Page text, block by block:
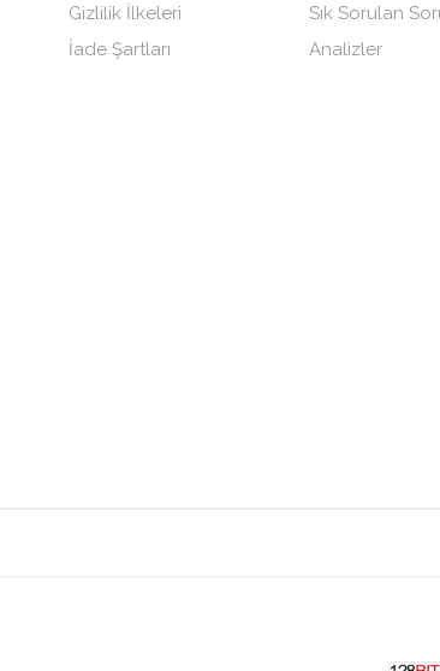
Gizlilik İlkeleri
İade Şartları
Sık Sorulan
Analizler